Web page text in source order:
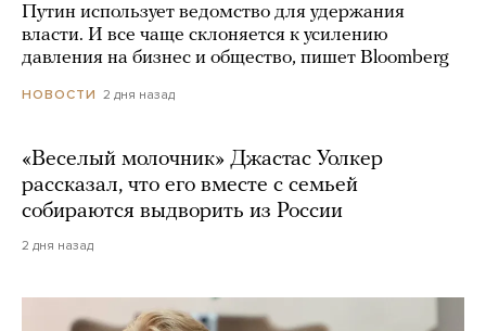
Путин использует ведомство для удержания
власти. И все чаще склоняется к усилению
давления на бизнес и общество, пишет Bloomberg
НОВОСТИ 2 дня назад
«Веселый молочник» Джастас Уолкер
рассказал, что его вместе с семьей
собираются выдворить из России
2 дня назад